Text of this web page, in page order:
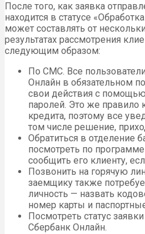
После того, как заявка
находится в статусе
может составлять от
результатах рассмотрения
следующим образом:
По СМС. Все
Онлайн в обязательном
свои действия с
паролей. Это же правило
кредита, поэтому все
том числе решение,
Обратиться в отделение
посмотреть по программе
сообщить его клиенту,
Позвонить на горячую
заемщику также
личность — назвать
номер карты и
Посмотреть статус
Сбербанк Онлайн.